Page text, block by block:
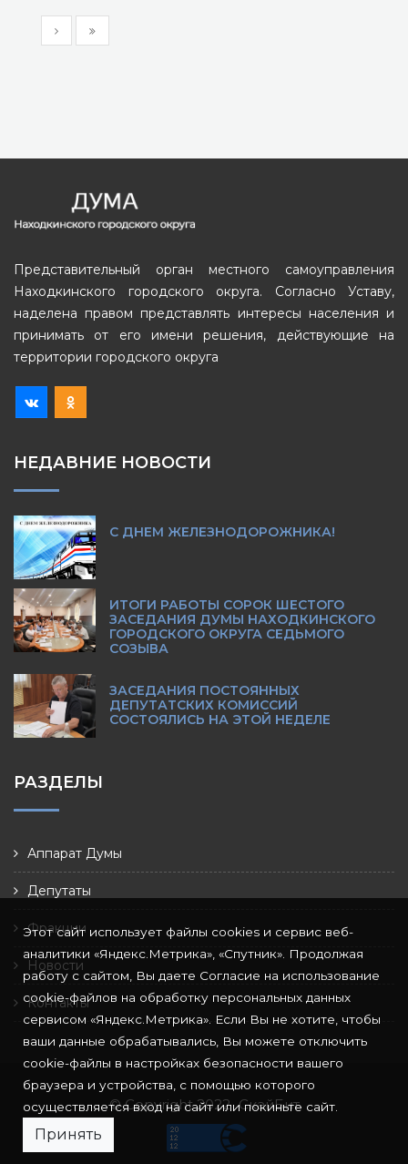
Представительный орган местного самоуправления
Находкинского городского округа. Согласно Уставу,
наделена правом представлять интересы населения и
принимать от его имени решения, действующие на
территории городского округа
НЕДАВНИЕ НОВОСТИ
С ДНЕМ ЖЕЛЕЗНОДОРОЖНИКА!
ИТОГИ РАБОТЫ СОРОК ШЕСТОГО
ЗАСЕДАНИЯ ДУМЫ НАХОДКИНСКОГО
ГОРОДСКОГО ОКРУГА СЕДЬМОГО
СОЗЫВА
ЗАСЕДАНИЯ ПОСТОЯННЫХ
ДЕПУТАТСКИХ КОМИССИЙ
СОСТОЯЛИСЬ НА ЭТОЙ НЕДЕЛЕ
РАЗДЕЛЫ
Аппарат Думы
Депутаты
Фракции
Новости
Контакты
© Copyright 2022 СкайБит
Этот сайт использует файлы cookies и сервис веб-
аналитики «Яндекс.Метрика», «Спутник». Продолжая
работу с сайтом, Вы даете Согласие на использование
cookie-файлов на обработку персональных данных
сервисом «Яндекс.Метрика». Если Вы не хотите, чтобы
ваши данные обрабатывались, Вы можете отключить
cookie-файлы в настройках безопасности вашего
браузера и устройства, с помощью которого
осуществляется вход на сайт или покиньте сайт.
Принять